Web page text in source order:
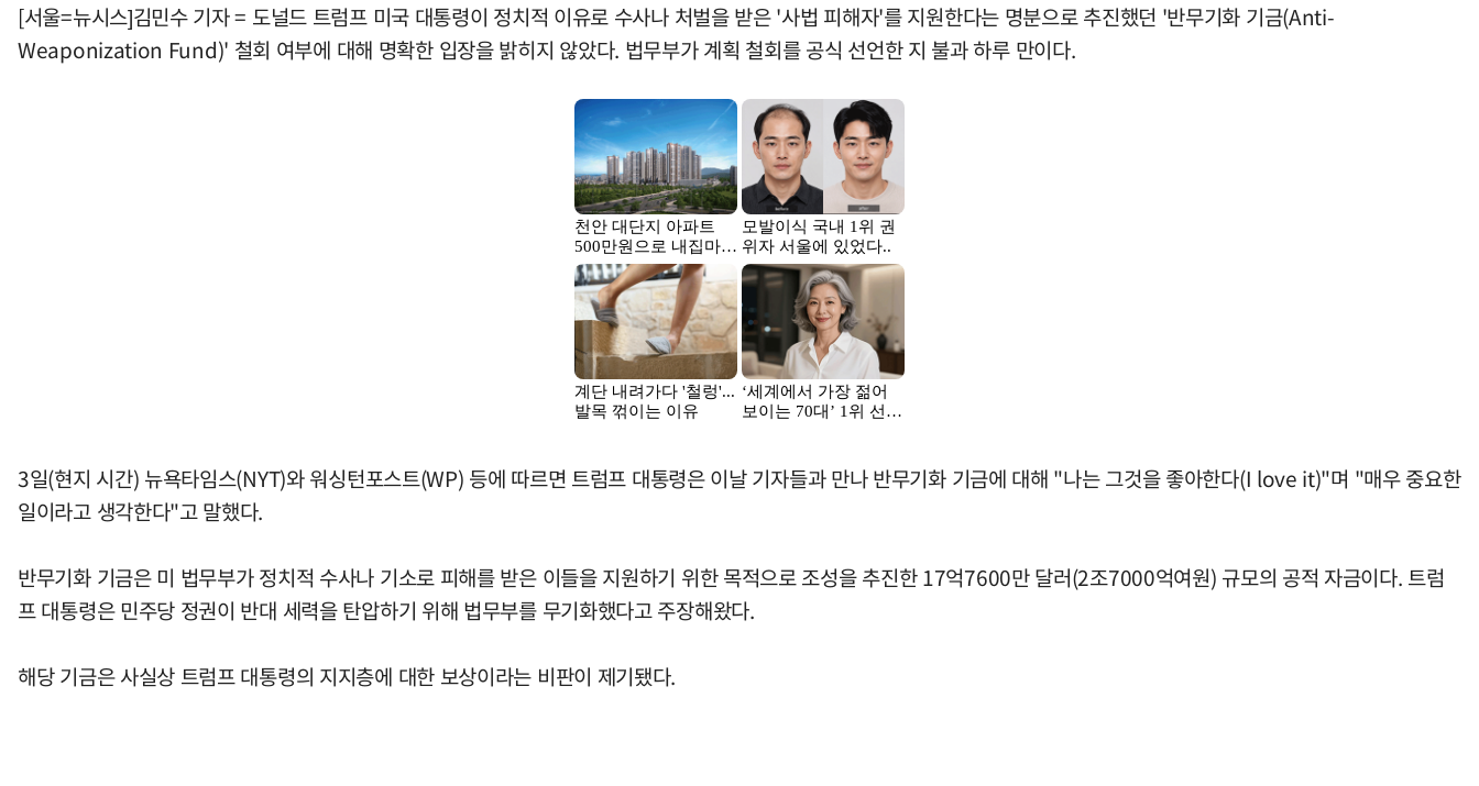
[서울=뉴시스]김민수 기자 = 도널드 트럼프 미국 대통령이 정치적 이유로 수사나 처벌을 받은 '사법 피해자'를 지원한다는 명분으로 추진했던 '반무기화 기금(Anti-
Weaponization Fund)' 철회 여부에 대해 명확한 입장을 밝히지 않았다. 법무부가 계획 철회를 공식 선언한 지 불과 하루 만이다.
3일(현지 시간) 뉴욕타임스(NYT)와 워싱턴포스트(WP) 등에 따르면 트럼프 대통령은 이날 기자들과 만나 반무기화 기금에 대해 "나는 그것을 좋아한다(I love it)"며 "매우 중요한
일이라고 생각한다"고 말했다.
반무기화 기금은 미 법무부가 정치적 수사나 기소로 피해를 받은 이들을 지원하기 위한 목적으로 조성을 추진한 17억7600만 달러(2조7000억여원) 규모의 공적 자금이다. 트럼
프 대통령은 민주당 정권이 반대 세력을 탄압하기 위해 법무부를 무기화했다고 주장해왔다.
해당 기금은 사실상 트럼프 대통령의 지지층에 대한 보상이라는 비판이 제기됐다.